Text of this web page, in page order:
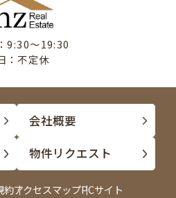
9:30〜19:30
：不定休
会社概要
物件リクエスト
約アクセスマップPCサイト